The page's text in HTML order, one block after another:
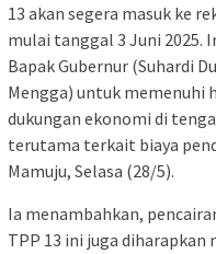
13 akan segera masuk ke
mulai tanggal 3 Juni 2025.
Bapak Gubernur (Suhardi
Mengga) untuk memenuhi
dukungan ekonomi di
terutama terkait biaya
Mamuju, Selasa (28/5).
Ia menambahkan,
TPP 13 ini juga